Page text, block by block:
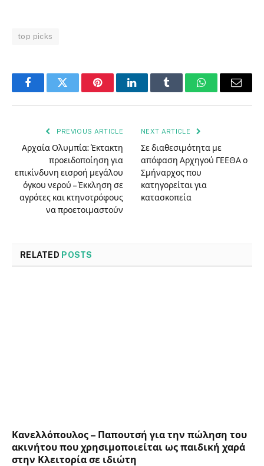
top picks
FacebookTwitter PinterestLinkedInTumblr WhatsAppEmail
PREVIOUS ARTICLE
Αρχαία Ολυμπία: Έκτακτη
προειδοποίηση για
επικίνδυνη εισροή μεγάλου
όγκου νερού – Έκκληση σε
αγρότες και κτηνοτρόφους
να προετοιμαστούν
NEXT ARTICLE
Σε διαθεσιμότητα με
απόφαση Αρχηγού ΓΕΕΘΑ ο
Σμήναρχος που
κατηγορείται για
κατασκοπεία
RELATED POSTS
Κανελλόπουλος – Παπουτσή για την πώληση του
ακινήτου που χρησιμοποιείται ως παιδική χαρά
στην Κλειτορία σε ιδιώτη